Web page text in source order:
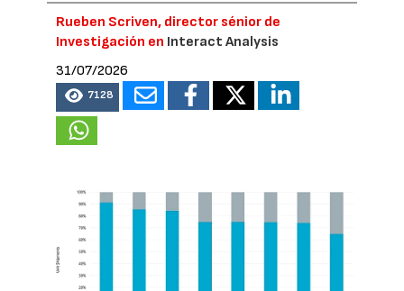
Rueben Scriven, director sénior de
Investigación en Interact Analysis
31/07/2026
7128